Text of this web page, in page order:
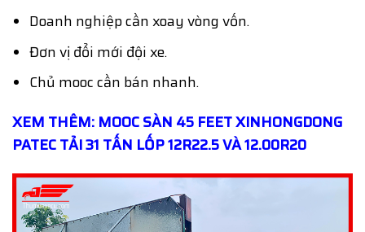
Doanh nghiệp cần xoay vòng vốn.
Đơn vị đổi mới đội xe.
Chủ mooc cần bán nhanh.
XEM THÊM: MOOC SÀN 45 FEET XINHONGDONG
PATEC TẢI 31 TẤN LỐP 12R22.5 VÀ 12.00R20